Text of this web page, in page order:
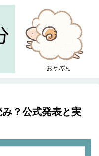
？公式発表と実